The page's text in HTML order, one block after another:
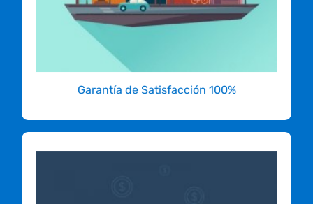
Garantía de Satisfacción 100%
hospedar en el exterior.